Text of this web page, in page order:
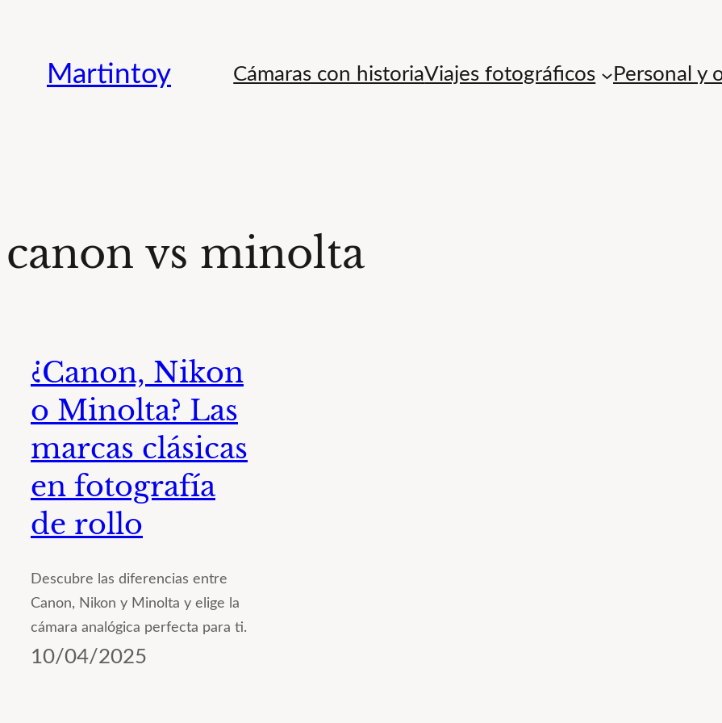
contenido
Martintoy Cámaras con historiaViajes fotográficos Personal y
canon vs minolta
¿Canon, Nikon
o Minolta? Las
marcas clásicas
en fotografía
de rollo
Descubre las diferencias entre
Canon, Nikon y Minolta y elige la
cámara analógica perfecta para ti.
10/04/2025